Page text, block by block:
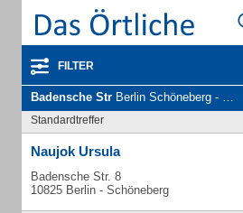
FILTER
Badensche Str Berlin Schöneberg - Unternehmen und Personen
Standardtreffer
Naujok Ursula
Badensche Str. 8
10825 Berlin - Schöneberg